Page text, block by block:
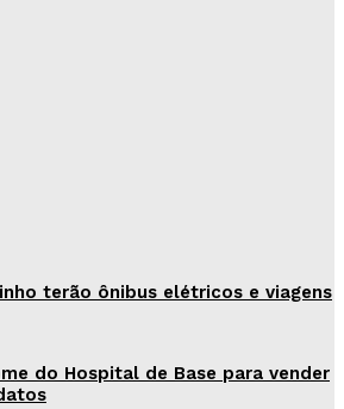
terão ônibus elétricos e viagens
do Hospital de Base para vender